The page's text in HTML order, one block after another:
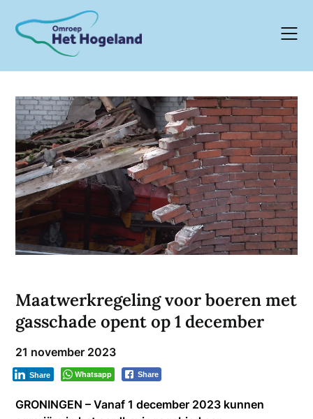
content
Maatwerkregeling voor boeren met
gasschade opent op 1 december
21 november 2023
Whatsapp Share
Share
GRONINGEN – Vanaf 1 december 2023 kunnen